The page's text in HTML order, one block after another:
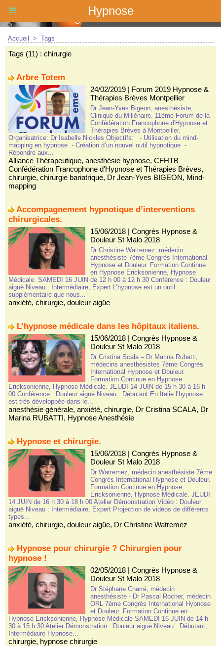
Hypnose
Accueil > Tags
Tags (11) : chirurgie
Arbre Totem
24/02/2019| Forum 2019 Hypnose &
Thérapies Brèves Montpellier
Dr Jean-Yves Bigeon, anesthésiste,
Clinique du Millénaire. 11ème Forum de la
Confédération Francophone d'Hypnose et
Thérapies Brèves à Montpellier.
Organisatrice: Dr Isabelle Nickles Objectifs: - Utilisation du mind-
mapping en hypnose - Création d’un nouvel outil hypnotique -
Répondre aux...
Alliance Thérapeutique, anesthésie hypnose, CFHTB
Confédération Francophone d'Hypnose et Thérapies Brèves,
chirurgie, chirurgie bariatrique, Dr Jean-Yves BIGEON, Mind-
mapping
Accompagnement hypnotique d’interventions
chirurgicales.
15/06/2018| Congrès Hypnose &
Douleur St Malo 2018
Dr Christine Watremez, médecin
anesthésiste 7ème Congrès International
Hypnose et Douleur. Formation Continue
en Hypnose Ericksonienne, Hypnose
Médicale. SAMEDI 16 JUIN de 12 h 00 à 12 h 30 Conférence : Douleur
aiguë Niveau : Intermédiaire, Expert L’hypnose est un outil
supplémentaire que nous...
anxiété, chirurgie, douleur aigüe
L’hypnose médicale dans les hôpitaux italiens.
15/06/2018| Congrès Hypnose &
Douleur St Malo 2018
Dr Cristina Scala – Dr Marina Rubatti,
médecins anesthésistes 7ème Congrès
International Hypnose et Douleur.
Formation Continue en Hypnose
Ericksonienne, Hypnose Médicale. JEUDI 14 JUIN de 15 h 30 à 16 h
00 Conférence : Douleur aiguë Niveau : Débutant En Italie l’hypnose
est très développée dans le...
anesthésie générale, anxiété, chirurgie, Dr Cristina SCALA, Dr
Marina RUBATTI, Hypnose Anesthésie
Hypnose et chirurgie.
15/06/2018| Congrès Hypnose &
Douleur St Malo 2018
Dr Watremez, médecin anesthésiste 7ème
Congrès International Hypnose et Douleur.
Formation Continue en Hypnose
Ericksonienne, Hypnose Médicale. JEUDI
14 JUIN de 16 h 30 à 18 h 00 Atelier Démonstration Vidéo : Douleur
aiguë Niveau : Intermédiaire, Expert Projection de vidéos de différents
types...
anxiété, chirurgie, douleur aigüe, Dr Christine Watremez
Hypnose pour chirurgie ? Chirurgien pour
hypnose !
02/05/2018| Congrès Hypnose &
Douleur St Malo 2018
Dr Stéphane Charré, médecin
anesthésiste - Dr Pascal Rocher, médecin
ORL 7ème Congrès International Hypnose
et Douleur. Formation Continue en
Hypnose Ericksonienne, Hypnose Médicale SAMEDI 16 JUIN de 14 h
30 à 15 h 30 Atelier Démonstration : Douleur aiguë Niveau : Débutant,
Intermédiaire Hypnose...
chirurgie, hypnose chirurgie